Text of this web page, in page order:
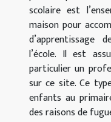
scolaire est
maison pour
d’apprentissage
l’école. Il est
particulier un
sur ce site. Ce
enfants au
des raisons de